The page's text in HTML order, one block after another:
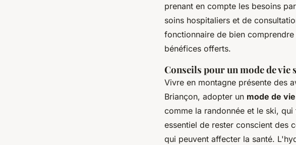
prenant en compte les besoins
soins hospitaliers et de
fonctionnaire de bien
bénéfices offerts.
Conseils pour un mode de vie
Vivre en montagne présente des
Briançon, adopter un mode de
comme la randonnée et le ski,
essentiel de rester conscient des
qui peuvent affecter la santé.